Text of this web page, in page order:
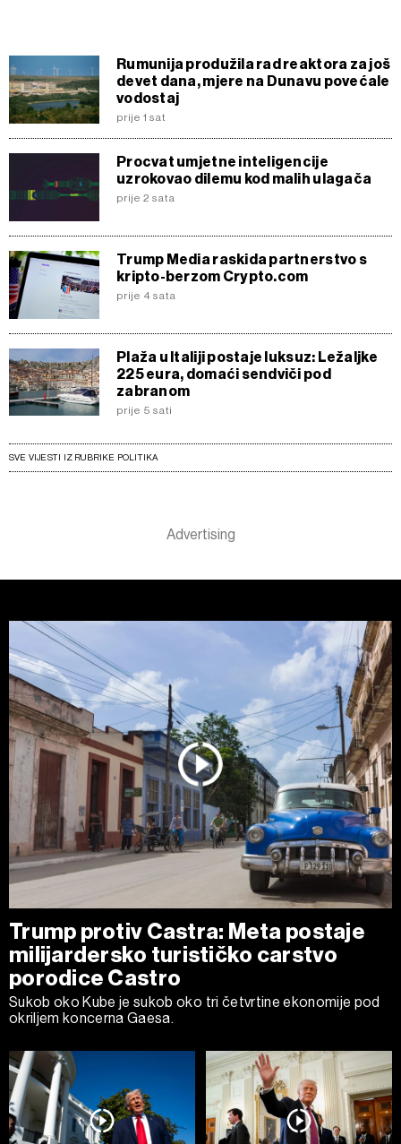
Rumunija produžila rad reaktora za još
devet dana, mjere na Dunavu povećale
vodostaj
prije 1 sat
Procvat umjetne inteligencije
uzrokovao dilemu kod malih ulagača
prije 2 sata
Trump Media raskida partnerstvo s
kripto-berzom Crypto.com
prije 4 sata
Plaža u Italiji postaje luksuz: Ležaljke
225 eura, domaći sendviči pod
zabranom
prije 5 sati
SVE VIJESTI IZ RUBRIKE POLITIKA
Trump protiv Castra: Meta postaje
milijardersko turističko carstvo
porodice Castro
Sukob oko Kube je sukob oko tri četvrtine ekonomije pod
okriljem koncerna Gaesa.